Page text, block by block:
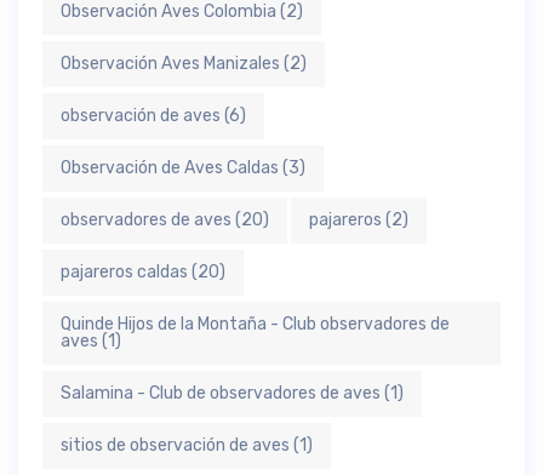
Observación Aves Colombia (2)
Observación Aves Manizales (2)
observación de aves (6)
Observación de Aves Caldas (3)
observadores de aves (20) pajareros (2)
pajareros caldas (20)
Quinde Hijos de la Montaña - Club observadores de
aves (1)
Salamina - Club de observadores de aves (1)
sitios de observación de aves (1)